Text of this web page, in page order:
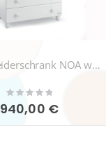
Kinder Kleiderschrank NOA weiß
Rating:
0%
940,00 €